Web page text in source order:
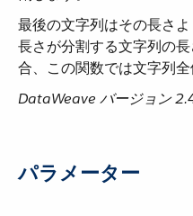
最後の文字列はその長さよ
長さが分割する文字列の
合、この関数では文字列全
DataWeave バージョン
パラメーター